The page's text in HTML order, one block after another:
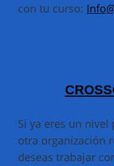
con tu curso:
Si ya eres un
otra organización
deseas trabajar